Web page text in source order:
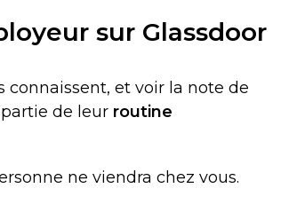
sur Glassdoor
connaissent, et voir la note de
de leur routine
ne viendra chez vous.